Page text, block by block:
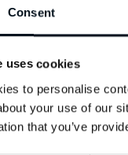
Consent
uses cookies
to personalise
your use of our
that you’ve
och långvariga
det blir inga sålda
vi startade